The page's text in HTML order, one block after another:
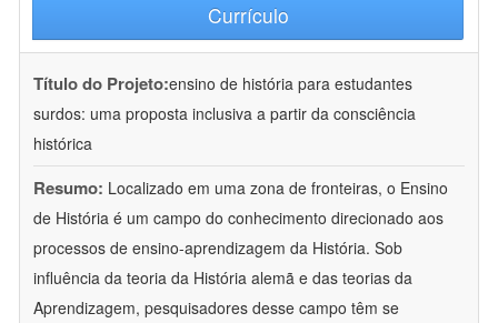
Currículo
Título do Projeto:ensino de história para estudantes
surdos: uma proposta inclusiva a partir da consciência
histórica
Resumo: Localizado em uma zona de fronteiras, o Ensino
de História é um campo do conhecimento direcionado aos
processos de ensino-aprendizagem da História. Sob
influência da teoria da História alemã e das teorias da
Aprendizagem, pesquisadores desse campo têm se